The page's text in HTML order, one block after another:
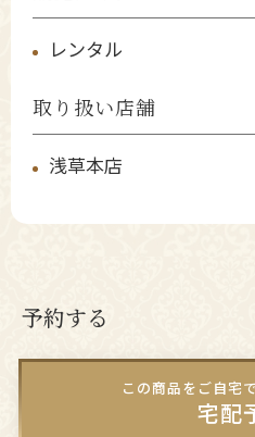
レンタル
取り扱い店舗
浅草本店
予約する
この商品をご自宅
宅配